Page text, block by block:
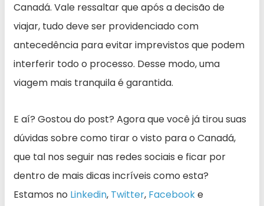
Canadá. Vale ressaltar que após a decisão de
viajar, tudo deve ser providenciado com
antecedência para evitar imprevistos que podem
interferir todo o processo. Desse modo, uma
viagem mais tranquila é garantida.
E aí? Gostou do post? Agora que você já tirou suas
dúvidas sobre como tirar o visto para o Canadá,
que tal nos seguir nas redes sociais e ficar por
dentro de mais dicas incríveis como esta?
Estamos no Linkedin, Twitter, Facebooke